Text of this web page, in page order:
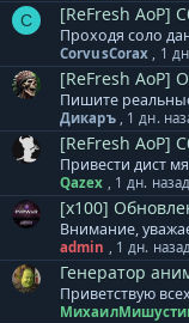
C [ReFresh AoP]
CorvusCorax , 1
[ReFresh AoP]
Дикаръ , 1 дн.
[ReFresh AoP]
Qazex , 1 дн. назад
[x100]
admin , 1 дн.
Генератор